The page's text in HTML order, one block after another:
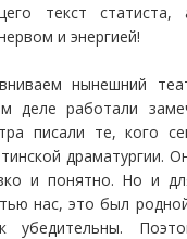
текст статиста,
и энергией!
нынешний
деле работали
писали те, кого
драматургии.
и понятно. Но и
нас, это был
убедительны.